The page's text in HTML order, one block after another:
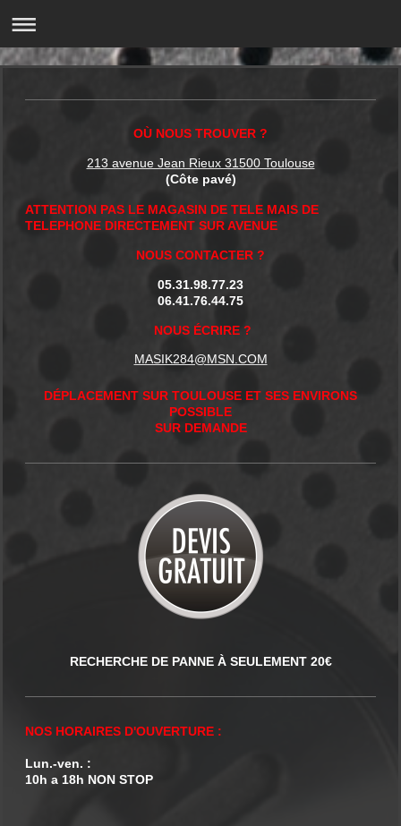
OÙ NOUS TROUVER ?
213 avenue Jean Rieux 31500 Toulouse
(Côte pavé)
ATTENTION PAS LE MAGASIN DE TELE MAIS DE
TELEPHONE DIRECTEMENT SUR AVENUE
NOUS CONTACTER ?
05.31.98.77.23
06.41.76.44.75
NOUS ÉCRIRE ?
MASIK284@MSN.COM
DÉPLACEMENT SUR TOULOUSE ET SES ENVIRONS
POSSIBLE
SUR DEMANDE
RECHERCHE DE PANNE À SEULEMENT 20€
NOS HORAIRES D'OUVERTURE :
Lun.-ven. :
10h a 18h NON STOP